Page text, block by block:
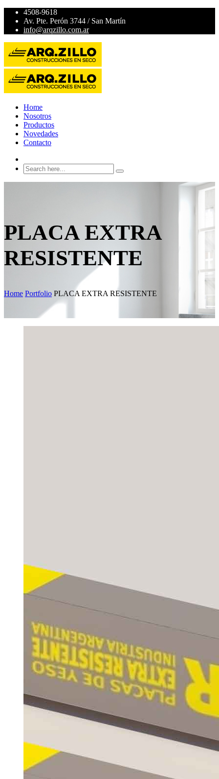
4508-9618
Av. Pte. Perón 3744 / San Martín
info@arqzillo.com.ar
Home
Nosotros
Productos
Novedades
Contacto
PLACA EXTRA
RESISTENTE
Home Portfolio PLACA EXTRA RESISTENTE